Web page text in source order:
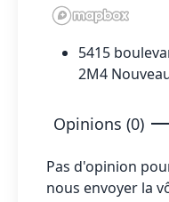
5415
2M4
Opinions (0)
Pas d'opinion
nous envoyer la